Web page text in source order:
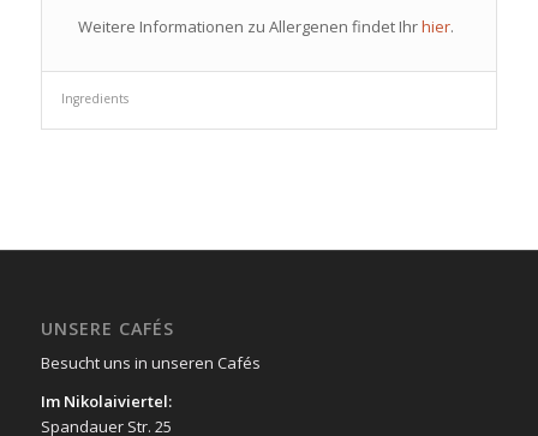
Weitere Informationen zu Allergenen findet Ihrhier.
Ingredients
UNSERE CAFÉS
Besucht uns in unseren Cafés
Im Nikolaiviertel:
Spandauer Str. 25